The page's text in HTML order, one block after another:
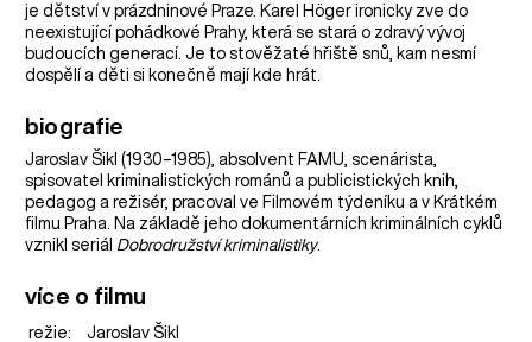
je dětství v prázdninové Praze. Karel Höger ironicky zve do
neexistující pohádkové Prahy, která se stará o zdravý vývoj
budoucích generací. Je to stověžaté hřiště snů, kam nesmí
dospělí a děti si konečně mají kde hrát.
biografie
Jaroslav Šikl (1930–1985), absolvent FAMU, scenárista,
spisovatel kriminalistických románů a publicistických knih,
pedagog a režisér, pracoval ve Filmovém týdeníku a v Krátkém
filmu Praha. Na základě jeho dokumentárních kriminálních cyklů
vznikl seriál Dobrodružství kriminalistiky.
více o filmu
režie: Jaroslav Šikl